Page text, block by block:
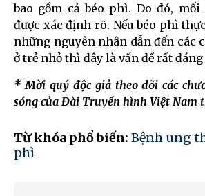
bao gồm cả béo phì. Do đó,
được xác định rõ. Nếu béo phì
những nguyên nhân dẫn đến các
ở trẻ nhỏ thì đây là vấn đề rất
* Mời quý độc giả theo dõi các
sóng của Đài Truyền hình Việt Nam
Từ khóa phổ biến: Bệnh ung
phì